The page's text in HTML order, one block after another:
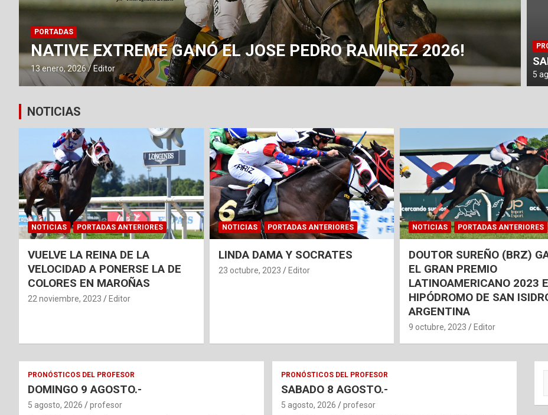
PORTADAS
NATIVE EXTREME GANÓ EL JOSE PEDRO RAMIREZ 2026!
13 enero, 2026 Editor
5
NOTICIAS
NOTICIAS PORTADAS ANTERIORES
VUELVE LA REINA DE LA
VELOCIDAD A PONERSE LA DE
COLORES EN MAROÑAS
22 noviembre, 2023 Editor
NOTICIAS PORTADAS ANTERIORES
LINDA DAMA Y SOCRATES
23 octubre, 2023 Editor
NOTICIAS PORTADAS ANTERIORES
DOUTOR SUREÑO (BRZ)
EL GRAN PREMIO
LATINOAMERICANO 2023
HIPÓDROMO DE SAN
ARGENTINA
9 octubre, 2023 Editor
PRONÓSTICOS DEL PROFESOR
DOMINGO 9 AGOSTO.-
5 agosto, 2026 profesor
PRONÓSTICOS DEL PROFESOR
SABADO 8 AGOSTO.-
5 agosto, 2026 profesor